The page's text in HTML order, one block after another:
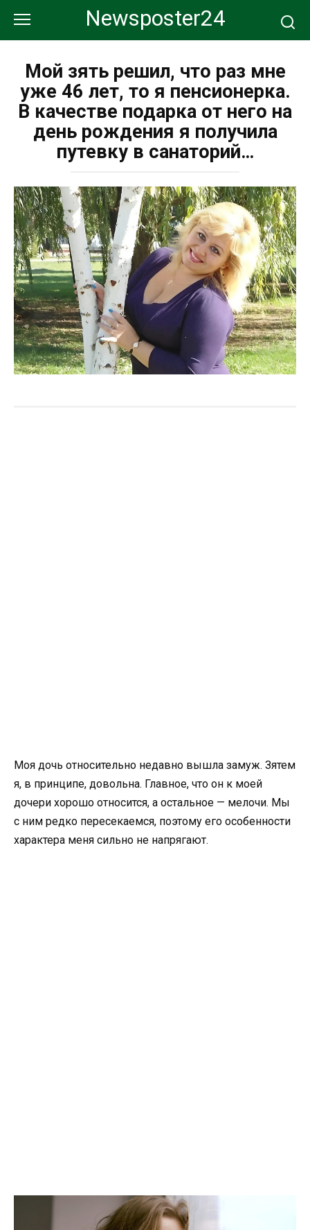
контенту
Newsposter24
Мой зять решил, что раз мне
уже 46 лет, то я пенсионерка.
В качестве подарка от него на
день рождения я получила
путевку в санаторий…
Моя дочь относительно недавно вышла замуж. Зятем
я, в принципе, довольна. Главное, что он к моей
дочери хорошо относится, а остальное — мелочи. Мы
с ним редко пересекаемся, поэтому его особенности
характера меня сильно не напрягают.